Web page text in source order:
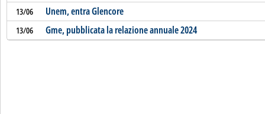
13/06 Unem, entra Glencore
13/06 Gme, pubblicata la relazione annuale 2024